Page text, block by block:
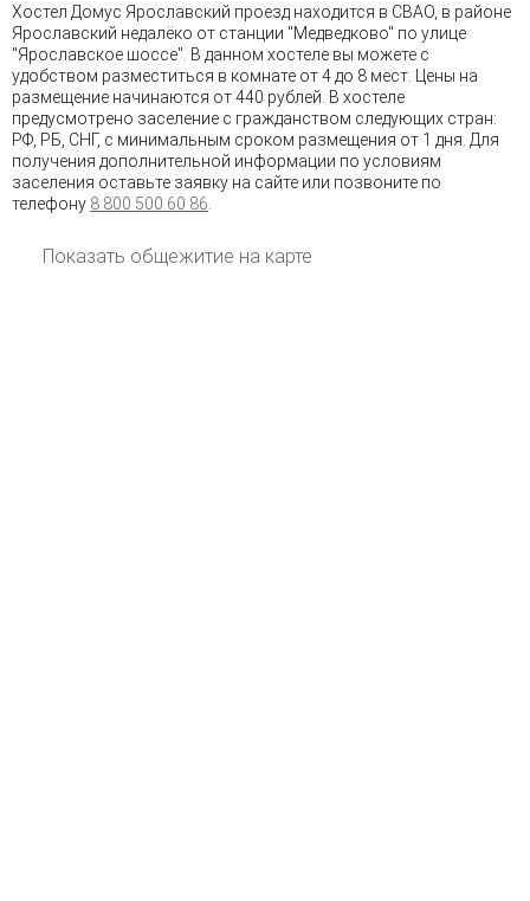
Хостел Домус Ярославский проезд находится в СВАО, в районе
Ярославский недалёко от станции "Медведково" по улице
"Ярославское шоссе". В данном хостеле вы можете с
удобством разместиться в комнате от 4 до 8 мест. Цены на
размещение начинаются от 440 рублей. В хостеле
предусмотрено заселение с гражданством следующих стран:
РФ, РБ, СНГ, с минимальным сроком размещения от 1 дня. Для
получения дополнительной информации по условиям
заселения оставьте заявку на сайте или позвоните по
телефону 8 800 500 60 86
Показать общежитие на карте